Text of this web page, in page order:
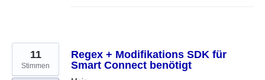
Regex + Modifikations SDK für
Smart Connect benötigt
11
Stimmen